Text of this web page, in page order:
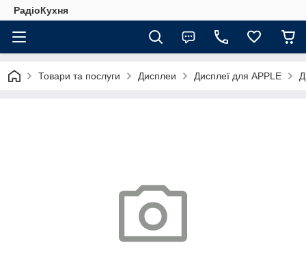
РадіоКухня
Товари та послуги Дисплеи Дисплеї для APPLE